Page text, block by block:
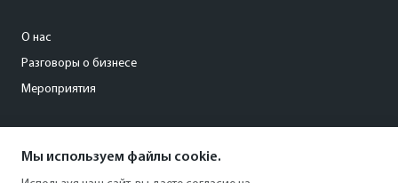
О нас
Разговоры о бизнесе
Мероприятия
+7 (911) 960-21-22
Мы используем файлы cookie.